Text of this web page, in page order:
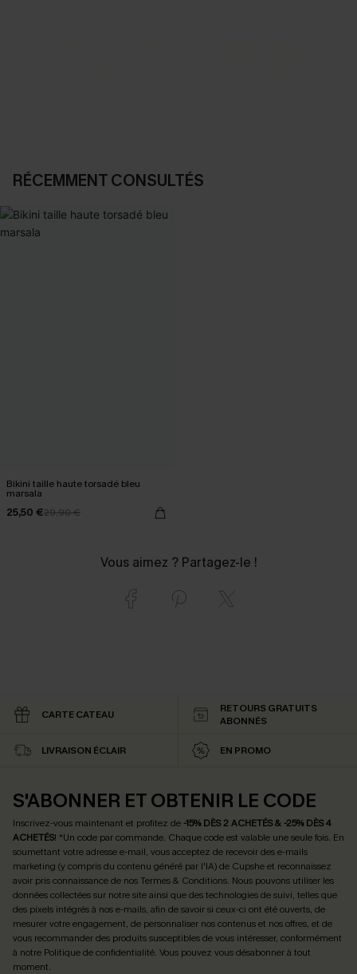
RÉCEMMENT CONSULTÉS
Bikini taille haute torsadé bleu
marsala
25,50 €29,90 €
Vous aimez ? Partagez-le !
CARTE CATEAU
RETOURS GRATUITS
ABONNÉS
LIVRAISON ÉCLAIR EN PROMO
S'ABONNER ET OBTENIR LE CODE
Inscrivez-vous maintenant et profitez de -15% DÈS 2 ACHETÉS & -25% DÈS 4
ACHETÉS! *Un code par commande. Chaque code est valable une seule fois. En
soumettant votre adresse e-mail, vous acceptez de recevoir des e-mails
marketing (y compris du contenu généré par l'IA) de Cupshe et reconnaissez
avoir pris connaissance de nosTermes & Conditions. Nous pouvons utiliser les
données collectées sur notre site ainsi que des technologies de suivi, telles que
des pixels intégrés à nos e-mails, afin de savoir si ceux-ci ont été ouverts, de
mesurer votre engagement, de personnaliser nos contenus et nos offres, et de
vous recommander des produits susceptibles de vous intéresser, conformément
à notre Politique de confidentialité. Vous pouvez vous désabonner à tout
moment.